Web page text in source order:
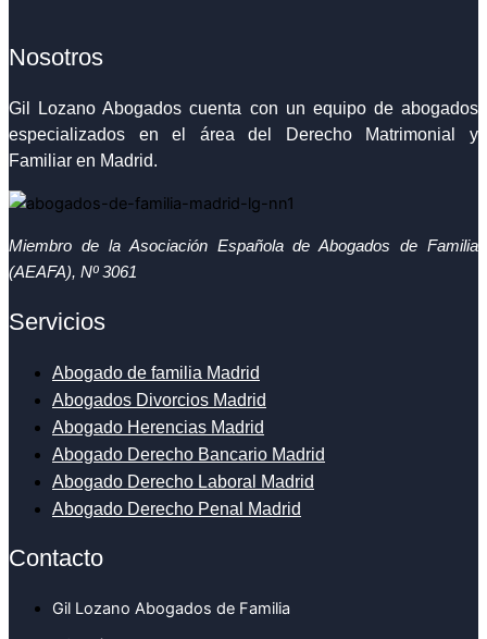
Nosotros
Gil Lozano Abogados cuenta con un equipo de abogados
especializados en el área del Derecho Matrimonial y
Familiar en Madrid.
Miembro de la Asociación Española de Abogados de Familia
(AEAFA), Nº 3061
Servicios
Abogado de familia Madrid
Abogados Divorcios Madrid
Abogado Herencias Madrid
Abogado Derecho Bancario Madrid
Abogado Derecho Laboral Madrid
Abogado Derecho Penal Madrid
Contacto
Gil Lozano Abogados de Familia